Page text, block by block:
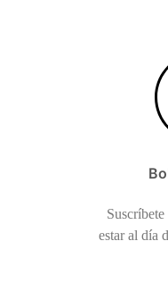
estar al día